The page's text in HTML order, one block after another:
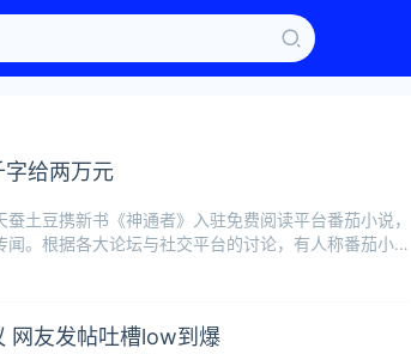
给两万元
土豆携新书《神通者》入驻免费阅读平台番茄小说，
。根据各大论坛与社交平台的讨论，有人称番茄小说
网友发帖吐槽low到爆